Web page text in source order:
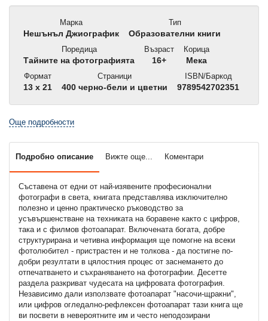
Марка
Нешънъл Джиографик
Тип
Образователни книги
Поредица
Тайните на фотографията
Възраст
16+
Корица
Мека
Формат
13 x 21
Страници
400 черно-бели и цветни
ISBN/Баркод
9789542702351
Още подробности
Подробно описание Вижте още... Коментари
Съставена от едни от най-изявените професионални
фотографи в света, книгата представлява изключително
полезно и ценно практическо ръководство за
усъвършенстване на техниката на боравене както с цифров,
така и с филмов фотоапарат. Включената богата, добре
структурирана и четивна информация ще помогне на всеки
фотолюбител - пристрастен и не толкова - да постигне по-
добри резултати в цялостния процес от заснемането до
отпечатването и съхраняването на фотографии. Десетте
раздела разкриват чудесата на цифровата фотография.
Независимо дали използвате фотоапарат "насочи-щракни",
или цифров огледално-рефлексен фотоапарат тази книга ще
ви посвети в невероятните им и често неподозирани